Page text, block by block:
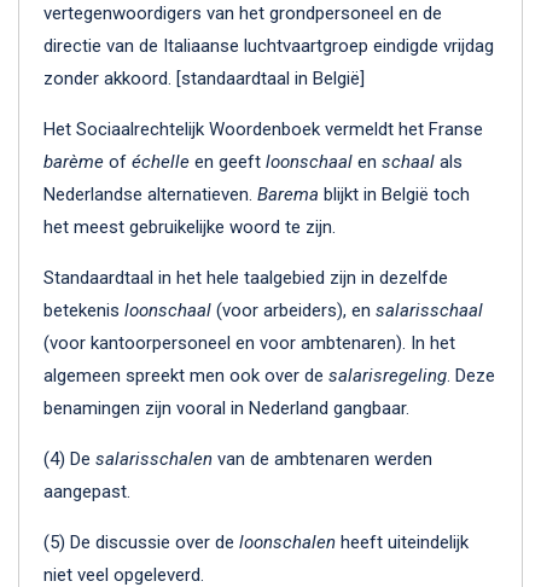
vertegenwoordigers van het grondpersoneel en de
directie van de Italiaanse luchtvaartgroep eindigde vrijdag
zonder akkoord. [standaardtaal in België]
Het Sociaalrechtelijk Woordenboek vermeldt het Franse
barème of échelle en geeft loonschaal en schaal als
Nederlandse alternatieven. Barema blijkt in België toch
het meest gebruikelijke woord te zijn.
Standaardtaal in het hele taalgebied zijn in dezelfde
betekenis loonschaal (voor arbeiders), en salarisschaal
(voor kantoorpersoneel en voor ambtenaren). In het
algemeen spreekt men ook over de salarisregeling. Deze
benamingen zijn vooral in Nederland gangbaar.
(4) De salarisschalen van de ambtenaren werden
aangepast.
(5) De discussie over de loonschalen heeft uiteindelijk
niet veel opgeleverd.